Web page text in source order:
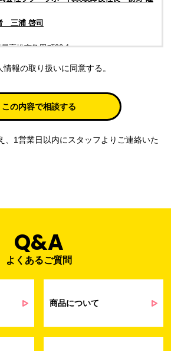
三浦 啓司
高松市亀田町90-1
lab.com
データを含む）の利用目的
個人情報の利用目的
当社通信販売における受発注業務のため
事業活動における満足度、要望等に関す
アンケート等の収集・分析・統計のため
せ業務に関するお取引先様との業務連絡や
情報の取り扱いに同意する。
この内容で相談する
、1営業日以内にスタッフよりご連絡いた
Q&A
よくあるご質問
商品について